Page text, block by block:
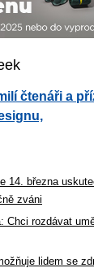
čtenáři a
14. března
zváni
Chci rozdávat
lidem se